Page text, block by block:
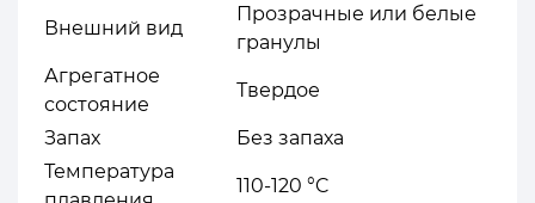
Внешний вид
Прозрачные или белые
гранулы
Агрегатное
состояние
Твердое
Запах
Без запаха
Температура
110-120 °C